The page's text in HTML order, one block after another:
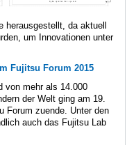
herausgestellt, da aktuell
um Innovationen unter
Fujitsu Forum 2015
von mehr als 14.000
der Welt ging am 19.
Forum zuende. Unter den
auch das Fujitsu Lab